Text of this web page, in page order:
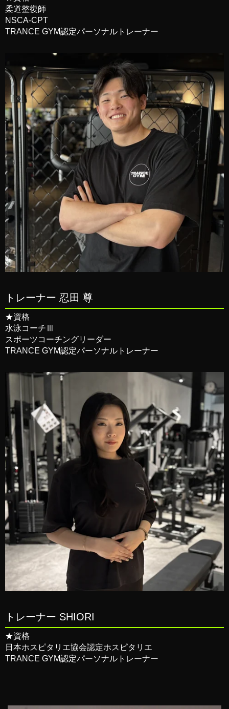
新潟店 025-378-2567
柔道整復師
NSCA-CPT
TRANCE GYM認定パーソナルトレーナー
トレーナー 忍田 尊
★資格
水泳コーチⅢ
スポーツコーチングリーダー
TRANCE GYM認定パーソナルトレーナー
トレーナー SHIORI
★資格
日本ホスピタリエ協会認定ホスピタリエ
TRANCE GYM認定パーソナルトレーナー